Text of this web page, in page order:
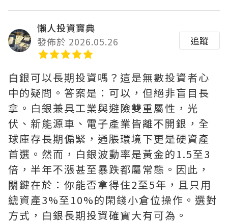
懶人投資寶典
發佈於 2026.05.26
追蹤
白銀可以長期投資嗎？這是無數投資者心
中的疑問。答案是：可以，但絕非盲目長
拿。白銀兼具工業與避險雙重屬性，光
伏、新能源車、電子產業皆離不開銀，全
球庫存長期偏緊，通脹環境下更是硬資產
首選。然而，白銀波動率是黃金的1.5至3
倍，半年不漲甚至暴跌都屬常態。因此，
關鍵在於：你能否拿得住2至5年，且只用
總資產3%至10%的閑錢小倉位操作。選對
方式，白銀長期投資確實大有可為。